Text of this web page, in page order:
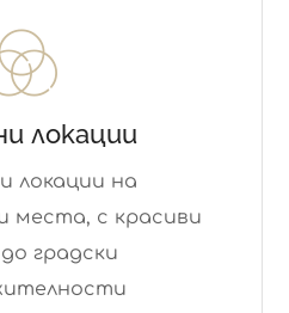
локации
локации на
места, с красиви
градски